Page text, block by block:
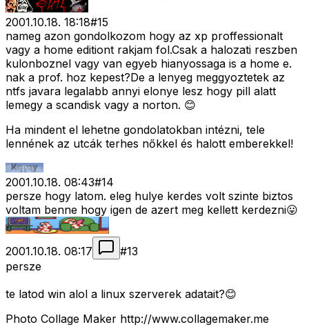
2001.10.18. 18:18#15
nameg azon gondolkozom hogy az xp proffessionalt
vagy a home editiont rakjam fol.Csak a halozati reszben
kulonboznel vagy van egyeb hianyossaga is a home e.
nak a prof. hoz kepest?De a lenyeg meggyoztetek az
ntfs javara legalabb annyi elonye lesz hogy pill alatt
lemegy a scandisk vagy a norton. 😊
Ha mindent el lehetne gondolatokban intézni, tele
lennének az utcák terhes nőkkel és halott emberekkel!
2001.10.18. 08:43#14
persze hogy latom. eleg hulye kerdes volt szinte biztos
voltam benne hogy igen de azert meg kellett kerdezni😛
2001.10.18. 08:17 #13
persze
te latod win alol a linux szerverek adatait?😊
Photo Collage Maker http://www.collagemaker.me